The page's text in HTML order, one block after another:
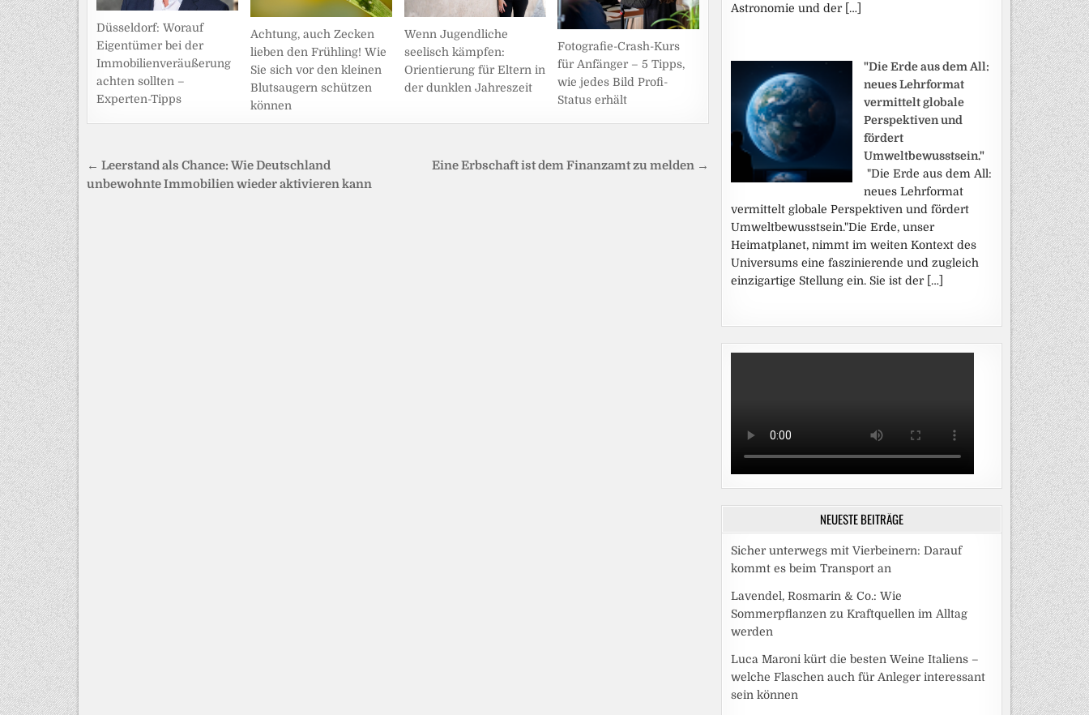
Düsseldorf: Worauf
Eigentümer bei der
Immobilienveräußerung
achten sollten –
Experten-Tipps
Achtung, auch Zecken
lieben den Frühling! Wie
Sie sich vor den kleinen
Blutsaugern schützen
können
Wenn Jugendliche
seelisch kämpfen:
Orientierung für Eltern in
der dunklen Jahreszeit
Fotografie-Crash-Kurs
für Anfänger – 5 Tipps,
wie jedes Bild Profi-
Status erhält
Beitragsnavigation Eine Erbschaft ist dem Finanzamt zu melden →
← Leerstand als Chance: Wie Deutschland
unbewohnte Immobilien wieder aktivieren kann
Astronomie und der […]
"Die Erde aus dem All:
neues Lehrformat
vermittelt globale
Perspektiven und
fördert
Umweltbewusstsein."
"Die Erde aus dem All:
neues Lehrformat
vermittelt globale Perspektiven und fördert
Umweltbewusstsein."Die Erde, unser
Heimatplanet, nimmt im weiten Kontext des
Universums eine faszinierende und zugleich
einzigartige Stellung ein. Sie ist der […]
NEUESTE BEITRÄGE
Sicher unterwegs mit Vierbeinern: Darauf
kommt es beim Transport an
Lavendel, Rosmarin & Co.: Wie
Sommerpflanzen zu Kraftquellen im Alltag
werden
Luca Maroni kürt die besten Weine Italiens –
welche Flaschen auch für Anleger interessant
sein können